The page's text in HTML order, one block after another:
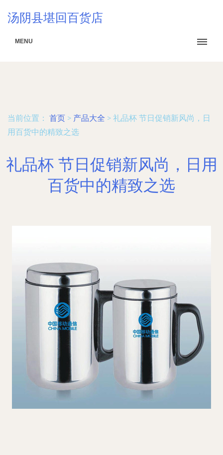
汤阴县堪回百货店
MENU
当前位置： 首页 > 产品大全 > 礼品杯 节日促销新风尚，日
用百货中的精致之选
礼品杯 节日促销新风尚，日用
百货中的精致之选